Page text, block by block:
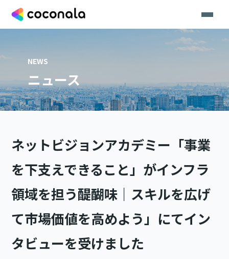
NEWS
ニュース
ネットビジョンアカデミー「事業
を下支えできること」がインフラ
領域を担う醍醐味｜スキルを広げ
て市場価値を高めよう」にてイン
タビューを受けました